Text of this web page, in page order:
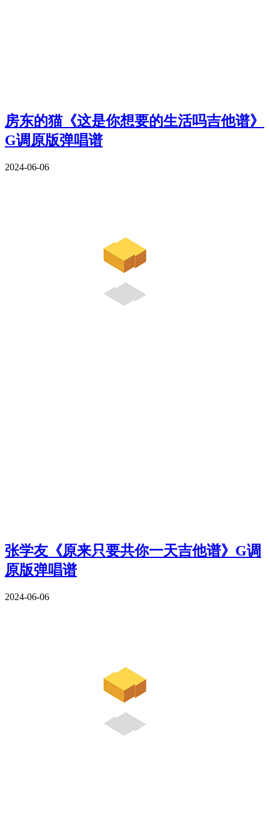
房东的猫《这是你想要的生活吗吉他谱》
G调原版弹唱谱
2024-06-06
张学友《原来只要共你一天吉他谱》G调
原版弹唱谱
2024-06-06